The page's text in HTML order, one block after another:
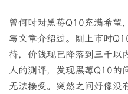
曾何时对黑莓Q10充满希望
写文章介绍过。刚上市时
待，价钱现已降落到三千以
人的测评，发现黑莓Q10的
无法接受。突然之间好像没